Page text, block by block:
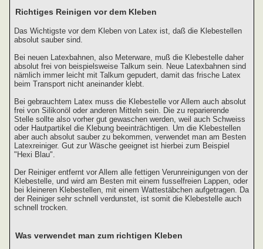
Richtiges Reinigen vor dem Kleben
Das Wichtigste vor dem Kleben von Latex ist, daß die Klebestellen
absolut sauber sind.
Bei neuen Latexbahnen, also Meterware, muß die Klebestelle daher
absolut frei von beispielsweise Talkum sein. Neue Latexbahnen sind
nämlich immer leicht mit Talkum gepudert, damit das frische Latex
beim Transport nicht aneinander klebt.
Bei gebrauchtem Latex muss die Klebestelle vor Allem auch absolut
frei von Silikonöl oder anderen Mitteln sein. Die zu reparierende
Stelle sollte also vorher gut gewaschen werden, weil auch Schweiss
oder Hautpartikel die Klebung beeinträchtigen. Um die Klebestellen
aber auch absolut sauber zu bekommen, verwendet man am Besten
Latexreiniger. Gut zur Wäsche geeignet ist hierbei zum Beispiel
"Hexi Blau".
Der Reiniger entfernt vor Allem alle fettigen Verunreinigungen von der
Klebestelle, und wird am Besten mit einem fusselfreien Lappen, oder
bei kleineren Klebestellen, mit einem Wattestäbchen aufgetragen. Da
der Reiniger sehr schnell verdunstet, ist somit die Klebestelle auch
schnell trocken.
Was verwendet man zum richtigen Kleben